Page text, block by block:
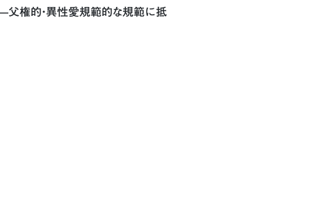
父権的・異性愛規範的な規範に抵